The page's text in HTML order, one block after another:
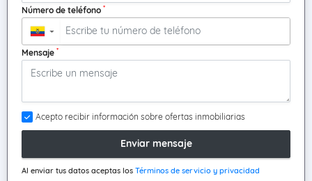
Número de teléfono *
▼
Mensaje *
Acepto recibir información sobre ofertas inmobiliarias
Enviar mensaje
Al enviar tus datos aceptas los Términos de servicio y privacidad